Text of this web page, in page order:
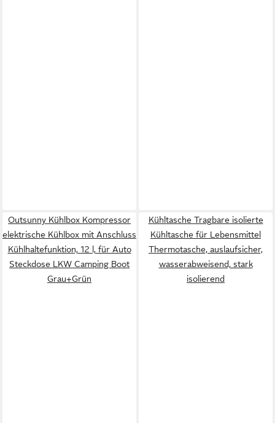
Outsunny Kühlbox Kompressor
elektrische Kühlbox mit Anschluss
Kühlhaltefunktion, 12 l, für Auto
Steckdose LKW Camping Boot
Grau+Grün
Kühltasche Tragbare isolierte
Kühltasche für Lebensmittel
Thermotasche, auslaufsicher,
wasserabweisend, stark
isolierend